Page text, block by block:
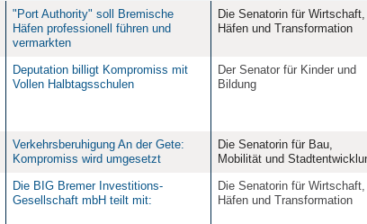
"Port Authority" soll Bremische
Häfen professionell führen und
vermarkten
Die Senatorin für Wirtschaft,
Häfen und Transformation
Deputation billigt Kompromiss mit
Vollen Halbtagsschulen
Der Senator für Kinder und
Bildung
Verkehrsberuhigung An der Gete:
Kompromiss wird umgesetzt
Die Senatorin für Bau,
Mobilität und
Die BIG Bremer Investitions-
Gesellschaft mbH teilt mit:
Die Senatorin für Wirtschaft,
Häfen und Transformation